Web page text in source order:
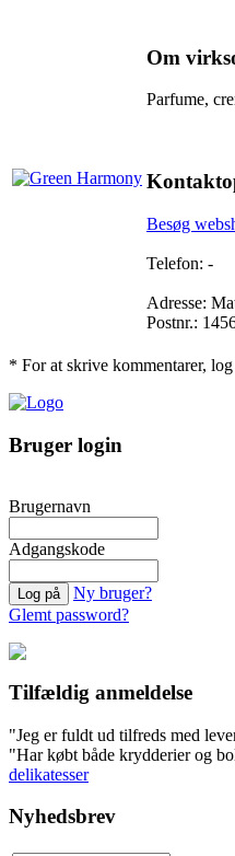
Om
Parfume,
Besøg
Telefon: -
Adresse:
Postnr.:
* For at skrive kommentarer,
Bruger login
Brugernavn
Adgangskode
Ny bruger?
Glemt password?
Tilfældig anmeldelse
"Jeg er fuldt ud tilfreds med
"Har købt både krydderier og
delikatesser
Nyhedsbrev